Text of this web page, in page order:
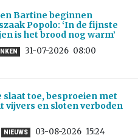
Bartine beginnen
Popolo: ‘In de fijnste
is het brood nog warm’
31-07-2026 08:00
slaat toe, besproeien met
vijvers en sloten verboden
NIEUWS 03-08-2026 15:24